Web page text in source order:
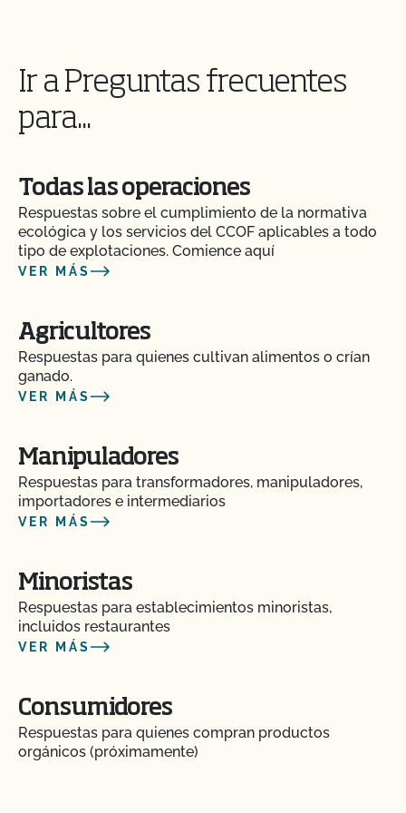
Ir a Preguntas frecuentes
para...
Todas las operaciones
Respuestas sobre el cumplimiento de la normativa
ecológica y los servicios del CCOF aplicables a todo
tipo de explotaciones. Comience aquí
VER MÁS
Agricultores
Respuestas para quienes cultivan alimentos o crían
ganado.
VER MÁS
Manipuladores
Respuestas para transformadores, manipuladores,
importadores e intermediarios
VER MÁS
Minoristas
Respuestas para establecimientos minoristas,
incluidos restaurantes
VER MÁS
Consumidores
Respuestas para quienes compran productos
orgánicos (próximamente)
¿Cómo puedo controlar el coste de mi inspección
orgánica?
¿Cómo puedo etiquetar mis productos orgánicos
certificados?
¿Cómo puedo prepararme para la parte de la
¿Cómo abordar las quejas y problemas orgánicos
en el mercado?
¿Cómo puedo encontrar un asesor orgánico?
¿Cómo puedo obtener una copia de los archivos
¿Cómo puedo obtener una copia de mi informe de
inspección?
¿Cómo puedo obtener copias de mis certificados?